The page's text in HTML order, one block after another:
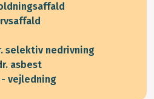
selektiv nedrivning
asbest
vejledning